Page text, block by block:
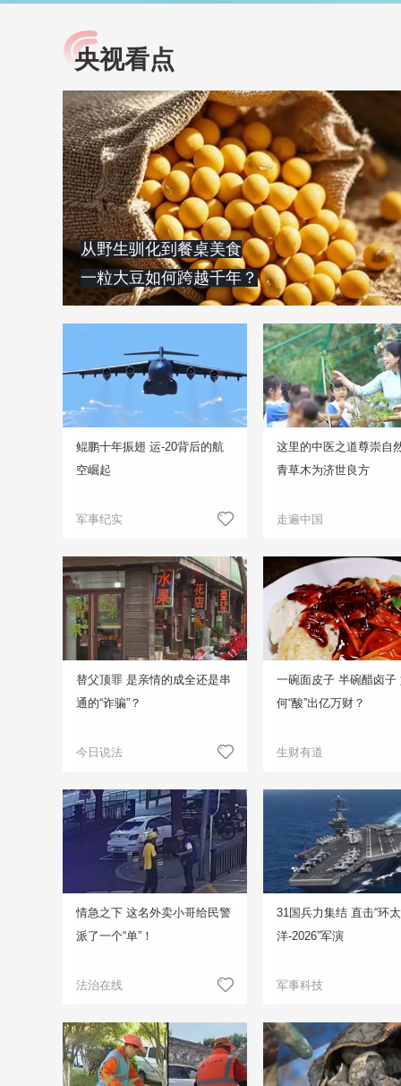
小央视频
央视网原创视频子品牌，
以更加贴近年轻人的视
角，有趣、有料、有故事
的方式解读时代。
提高全民健康素养水
助力“健康中国2030”
略。央视网《全民健
康》，向所有人分享
知识！
央视看点
从野生驯化到餐桌美食
一粒大豆如何跨越千年？
鲲鹏十年振翅 运-20背后的航
空崛起
军事纪实
这里的中医之道尊崇自
青草木为济世良方
走遍中国
替父顶罪 是亲情的成全还是串
通的“诈骗”？
今日说法
一碗面皮子 半碗醋卤子
何“酸”出亿万财？
生财有道
情急之下 这名外卖小哥给民警
派了一个“单”！
法治在线
31国兵力集结 直击“环
洋-2026”军演
军事科技